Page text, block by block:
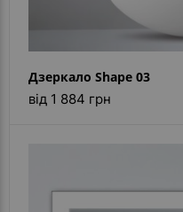
Дзеркало Shape 03
від 1 884 грн